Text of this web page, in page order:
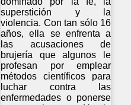
superstición y la
violencia. Con tan sólo 16
años, ella se enfrenta a
las acusaciones de
brujería que algunos le
profesan por emplear
métodos científicos para
luchar contra las
enfermedades o ponerse